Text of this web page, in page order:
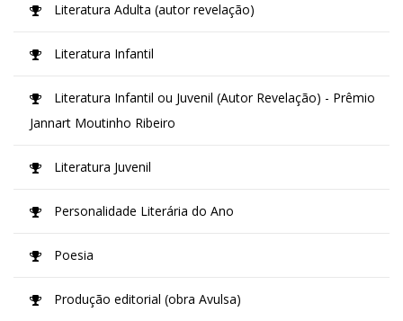
Literatura Adulta (autor revelação)
Literatura Infantil
Literatura Infantil ou Juvenil (Autor Revelação) - Prêmio
Jannart Moutinho Ribeiro
Literatura Juvenil
Personalidade Literária do Ano
Poesia
Produção editorial (obra Avulsa)